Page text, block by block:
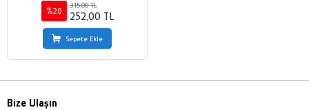
%20
315,00 TL
252,00 TL
Sepete Ekle
Bize Ulaşın